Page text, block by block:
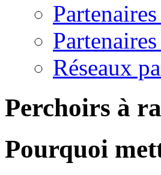
Réseaux
Perchoirs à
Pourquoi